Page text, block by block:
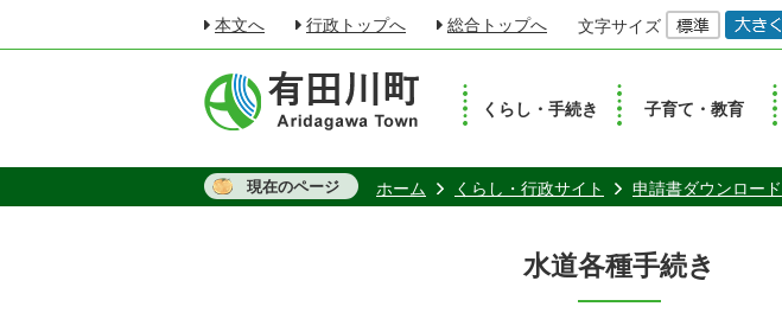
本文へ 行政トップへ 総合トップへ 文字サイズ
くらし・手続き 子育て・教育
現在のページ ホーム くらし・行政サイト 申請書ダウンロード
水道各種手続き